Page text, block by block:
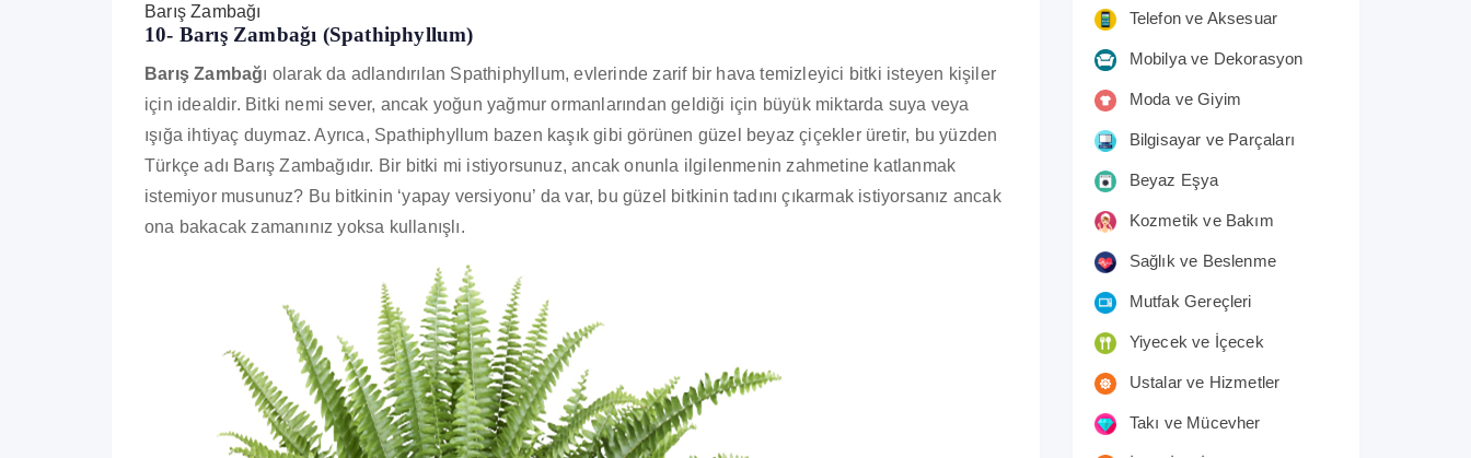
Barış Zambağı
10- Barış Zambağı (Spathiphyllum)
Barış Zambağı olarak da adlandırılan Spathiphyllum, evlerinde zarif bir hava temizleyici bitki isteyen kişiler
için idealdir. Bitki nemi sever, ancak yoğun yağmur ormanlarından geldiği için büyük miktarda suya veya
ışığa ihtiyaç duymaz. Ayrıca, Spathiphyllum bazen kaşık gibi görünen güzel beyaz çiçekler üretir, bu yüzden
Türkçe adı Barış Zambağıdır. Bir bitki mi istiyorsunuz, ancak onunla ilgilenmenin zahmetine katlanmak
istemiyor musunuz? Bu bitkinin ‘yapay versiyonu’ da var, bu güzel bitkinin tadını çıkarmak istiyorsanız ancak
ona bakacak zamanınız yoksa kullanışlı.
Telefon ve Aksesuar
Mobilya ve Dekorasyon
Moda ve Giyim
Bilgisayar ve Parçaları
Beyaz Eşya
Kozmetik ve Bakım
Sağlık ve Beslenme
Mutfak Gereçleri
Yiyecek ve İçecek
Ustalar ve Hizmetler
Takı ve Mücevher